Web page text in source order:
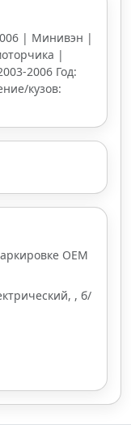
| Минивэн |
|
2006 Год:
кузов:
OEM
, б/